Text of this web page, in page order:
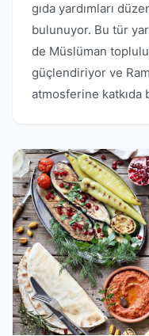
gıda yardımları
bulunuyor. Bu tür
de Müslüman
güçlendiriyor ve
atmosferine katkıda